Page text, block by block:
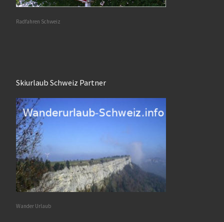
Radfahren Schweiz
Skiurlaub Schweiz Partner
Wander Urlaub